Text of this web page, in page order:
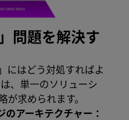
問題を解決す
にはどう対処すればよ
、単一のソリューシ
が求められます。
のアーキテクチャー：